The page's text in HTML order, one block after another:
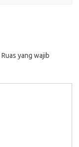
Ruas yang wajib